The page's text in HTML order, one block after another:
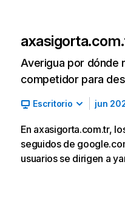
Averigua por dónde
competidor para
Escritorio jun
En axasigorta.com.tr,
seguidos de
usuarios se dirigen a